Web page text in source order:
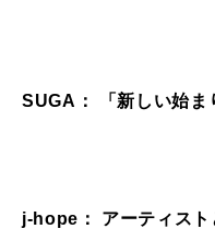
SUGA： 「新しい始ま
j-hope： アーティスト